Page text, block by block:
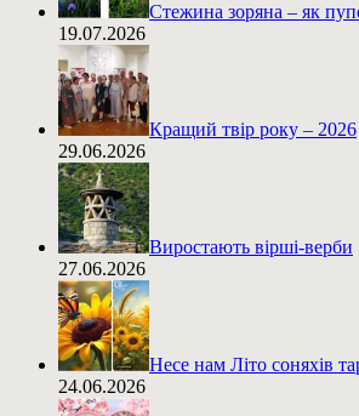
Стежина зоряна – як
19.07.2026
Кращий твір року – 2026
29.06.2026
Виростають вірші-верби
27.06.2026
Несе нам Літо соняхів
24.06.2026